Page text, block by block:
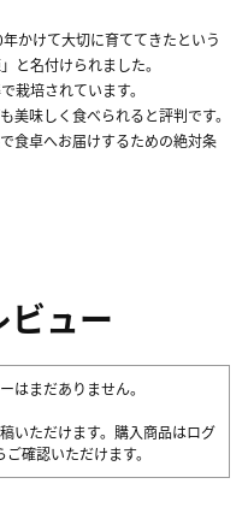
かけて大切に育ててきたという
と名付けられました。
栽培されています。
美味しく食べられると評判です。
食卓へお届けするための絶対条
ビュー
はまだありません。
いただけます。購入商品はログ
ご確認いただけます。